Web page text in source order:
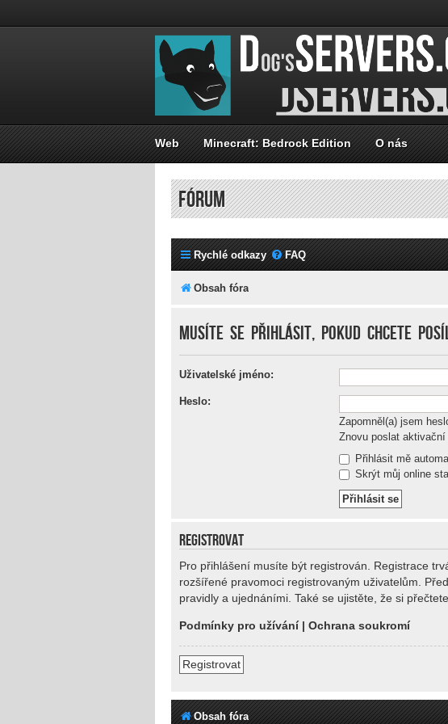
Web Minecraft: Bedrock Edition O nás
FÓRUM
Rychlé odkazy FAQ
Obsah fóra
Musíte se přihlásit, pokud chcete
Uživatelské jméno:
Heslo:
Zapomněl(a) jsem
Znovu poslat aktivační
Přihlásit mě
Skrýt můj online
REGISTROVAT
Pro přihlášení musíte být registrován. Registrace
rozšířené pravomoci registrovaným uživatelům.
pravidly a ujednáními. Také se ujistěte, že si
Podmínky pro užívání| Ochrana soukromí
Registrovat
Obsah fóra